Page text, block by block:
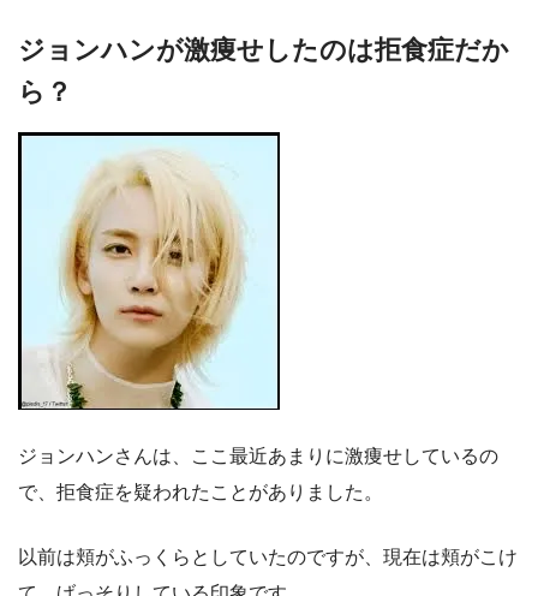
ジョンハンが激痩せしたのは拒食症だか
ら？
ジョンハンさんは、ここ最近あまりに激痩せしているの
で、拒食症を疑われたことがありました。
以前は頬がふっくらとしていたのですが、現在は頬がこけ